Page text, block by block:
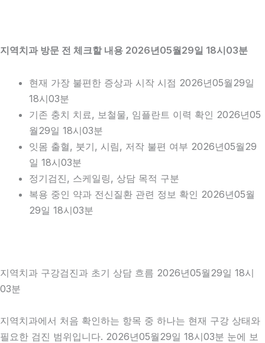
지역치과 방문 전 체크할 내용 2026년05월29일 18시03분
현재 가장 불편한 증상과 시작 시점 2026년05월29일
18시03분
기존 충치 치료, 보철물, 임플란트 이력 확인 2026년05
월29일 18시03분
잇몸 출혈, 붓기, 시림, 저작 불편 여부 2026년05월29
일 18시03분
정기검진, 스케일링, 상담 목적 구분
복용 중인 약과 전신질환 관련 정보 확인 2026년05월
29일 18시03분
지역치과 구강검진과 초기 상담 흐름 2026년05월29일 18시
03분
지역치과에서 처음 확인하는 항목 중 하나는 현재 구강 상태와
필요한 검진 범위입니다. 2026년05월29일 18시03분 눈에 보